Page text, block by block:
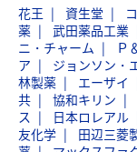
花王 資生堂
薬
武田薬品工業
ニ・チャーム
Ｐ
ア
ジョンソン・
林製薬
エーザイ
共
協和キリン
ス
日本ロレアル
友化学
田辺三菱